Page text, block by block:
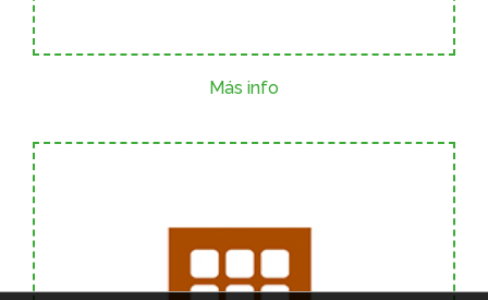
Más info